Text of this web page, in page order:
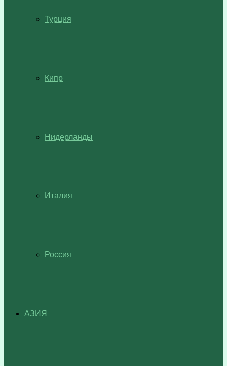
Турция
Кипр
Нидерланды
Италия
Россия
АЗИЯ